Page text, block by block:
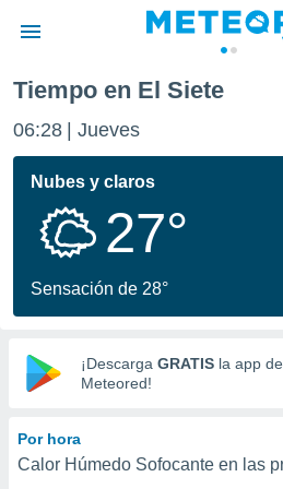
de
ha
calidad.
a este
las
y
digital
basada
Tiempo en El Siete
06:28 Jueves
Nubes y claros
27°
Sensación de 28°
¡Descarga GRATIS la app de
Meteored!
Por hora
Calor Húmedo Sofocante en las